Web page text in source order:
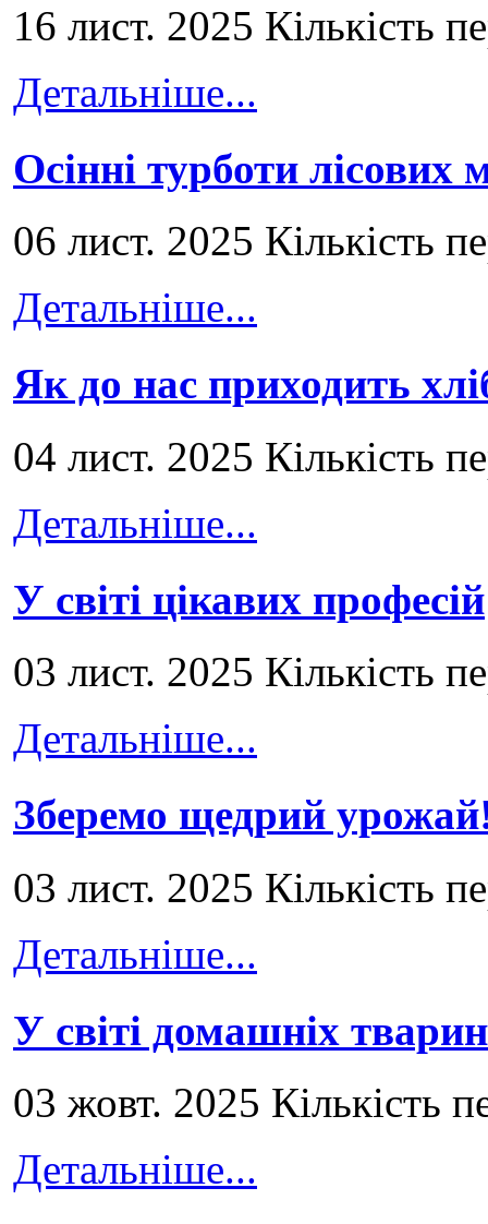
16 лист. 2025 Кількість
Детальніше...
Осінні турботи лісових
06 лист. 2025 Кількість
Детальніше...
Як до нас приходить
04 лист. 2025 Кількість
Детальніше...
У світі цікавих професій
03 лист. 2025 Кількість
Детальніше...
Зберемо щедрий
03 лист. 2025 Кількість
Детальніше...
У світі домашніх тварин
03 жовт. 2025 Кількість
Детальніше...